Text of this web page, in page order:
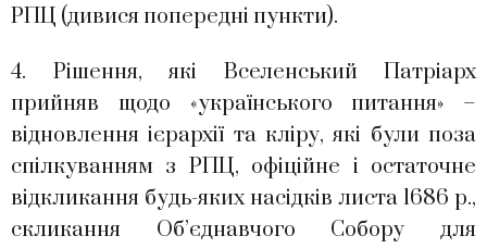
РПЦ (дивися попередні пункти).
4. Рішення, які Вселенський Патріарх
прийняв щодо «українського питання» –
відновлення ієрархії та кліру, які були поза
спілкуванням з РПЦ, офіційне і остаточне
відкликання будь-яких насідків листа 1686 р.,
скликання Об’єднавчого Собору для